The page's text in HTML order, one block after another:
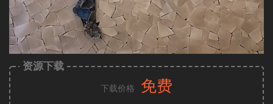
资源下载
下载价格 免费